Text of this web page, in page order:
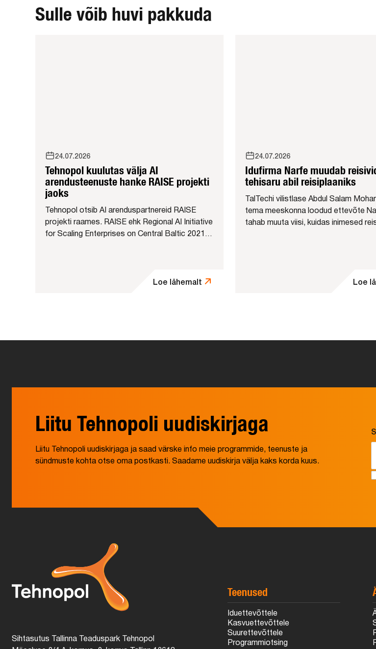
Sulle võib huvi pakkuda
24.07.2026
Tehnopol kuulutas välja AI
arendusteenuste hanke RAISE projekti
jaoks
Tehnopol otsib AI arenduspartnereid RAISE
projekti raames. RAISE ehk Regional AI Initiative
for Scaling Enterprises on Central Baltic 2021-
Loe lähemalt
24.07.2026
Idufirma Narfe muudab
tehisaru abil reisiplaaniks
TalTechi vilistlase Abdul Salam
tema meeskonna loodud ettevõte
tahab muuta viisi, kuidas inimesed
Loe
Liitu Tehnopoli uudiskirjaga
Liitu Tehnopoli uudiskirjaga ja saad värske info meie programmide, teenuste ja
sündmuste kohta otse oma postkasti. Saadame uudiskirja välja kaks korda kuus.
Sihtasutus Tallinna Teaduspark Tehnopol
Teenused
Iduettevõttele
Kasvuettevõttele
Suurettevõttele
Programmiotsing